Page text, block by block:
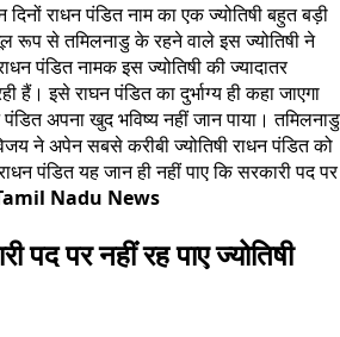
दिनों राधन पंडित नाम का एक ज्योतिषी बहुत बड़ी
रूप से तमिलनाडु के रहने वाले इस ज्योतिषी ने
पंडित नामक इस ज्योतिषी की ज्यादातर
हैं। इसे राघन पंडित का दुर्भाग्य ही कहा जाएगा
पंडित अपना खुद भविष्य नहीं जान पाया। तमिलनाडु
ने अपेन सबसे करीबी ज्योतिषी राधन पंडित को
पंडित यह जान ही नहीं पाए कि सरकारी पद पर
Nadu News
पद पर नहीं रह पाए ज्योतिषी